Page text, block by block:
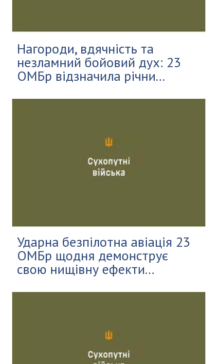
Нагороди, вдячність та
незламний бойовий дух: 23
ОМБр відзначила річни...
Ударна безпілотна авіація 23
ОМБр щодня демонструє
свою нищівну ефекти...